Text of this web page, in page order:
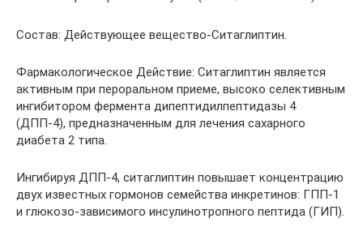
Состав: Действующее вещество-Ситаглиптин.
Фармакологическое Действие: Ситаглиптин является
активным при пероральном приеме, высоко селективным
ингибитором фермента дипептидилпептидазы 4
(ДПП-4), предназначенным для лечения сахарного
диабета 2 типа.
Ингибируя ДПП-4, ситаглиптин повышает концентрацию
двух известных гормонов семейства инкретинов: ГПП-1
и глюкозо-зависимого инсулинотропного пептида (ГИП).